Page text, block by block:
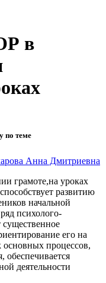
в
по теме
Анна Дмитриевна
грамоте,на уроках
развитию
начальной
психолого-
его на
процессов,
обеспечивается
деятельности